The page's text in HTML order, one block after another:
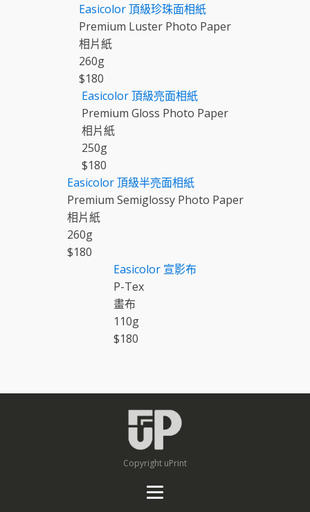
Easicolor頂級珍珠面相紙
Premium Luster Photo Paper
相片紙
260g
$180
Easicolor頂級亮面相紙
Premium Gloss Photo Paper
相片紙
250g
$180
Easicolor 頂級半亮面相紙
Premium Semiglossy Photo Paper
相片紙
260g
$180
Easicolor 宣影布
P-Tex
畫布
110g
$180
Copyright uPrint